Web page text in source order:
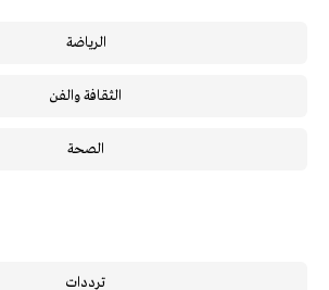
الرياضة
الثقافة والفن
الصحة
ترددات